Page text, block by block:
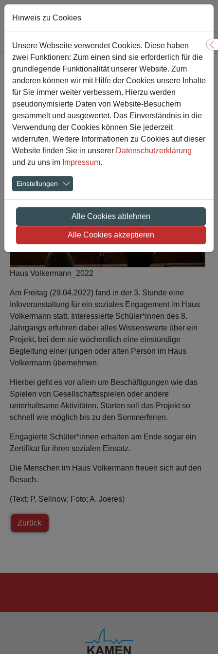
Zum Hauptinhalt springen
Sie sind hier:
Gesamtschule Aktuelles Artikel-Detailansicht
Soziales Engagement im
Haus Volkermann
28.04.2022
Haus Volkermann_2022
Am Freitag (29.04.2022) fand in der 3. Stunde eine
Infoveranstaltung für ein soziales Engagement im Haus
Volkermann statt. Interessierte Schüler*innen des 8.
Jahrgangs erfuhren dabei alles Wissenswerte über ein
Projekt, bei dem sie wöchentlich eine einstündige
Begleitung einer jungen oder alten Person im Haus
Volkermann übernehmen.
Hierbei geht es vor allem um Beschäftigungen wie das
Spielen von Gesellschaftsspielen oder andere
unterhaltsame Aktivitäten. Starten soll das Projekt so
schnell wie möglich bis zu den Sommerferien.
Engagierte Schüler*innen erhalten am Ende sogar ein
Zertifikat für ihren sozialen Einsatz.
Die Menschen im Haus Volkermann freuen sich auf den
Besuch.
(Text: P. Sellnow; Foto; A. Joeres)
Zurück
Hinweis zu Cookies
Unsere Webseite verwendet Cookies. Diese haben
zwei Funktionen: Zum einen sind sie erforderlich für die
grundlegende Funktionalität unserer Website. Zum
anderen können wir mit Hilfe der Cookies unsere Inhalte
für Sie immer weiter verbessern. Hierzu werden
pseudonymisierte Daten von Website-Besuchern
gesammelt und ausgewertet. Das Einverständnis in die
Verwendung der Cookies können Sie jederzeit
widerrufen. Weitere Informationen zu Cookies auf dieser
Website finden Sie in unserer Datenschutzerklärung
und zu uns im Impressum.
Einstellungen
Alle Cookies ablehnen
Alle Cookies akzeptieren